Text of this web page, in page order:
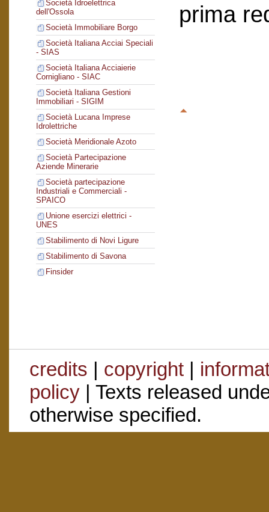
Società Idroelettrica
dell'Ossola
Società Immobiliare Borgo
Società Italiana Acciai Speciali
- SIAS
Società Italiana Acciaierie
Cornigliano - SIAC
Società Italiana Gestioni
Immobiliari - SIGIM
Società Lucana Imprese
Idrolettriche
Società Meridionale Azoto
Società Partecipazione
Aziende Minerarie
Società partecipazione
Industriali e Commerciali -
SPAICO
Unione esercizi elettrici -
UNES
Stabilimento di Novi Ligure
Stabilimento di Savona
Finsider
prima
credits | copyright|
policy| Texts released
otherwise specified.